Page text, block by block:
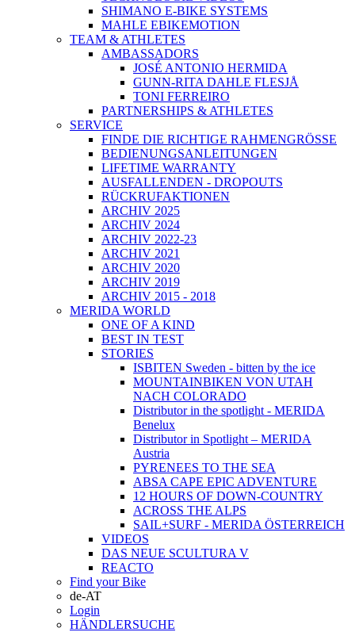
SHIMANO E-BIKE SYSTEMS
MAHLE EBIKEMOTION
TEAM & ATHLETES
AMBASSADORS
JOSÉ ANTONIO HERMIDA
GUNN-RITA DAHLE FLESJÅ
TONI FERREIRO
PARTNERSHIPS & ATHLETES
SERVICE
FINDE DIE RICHTIGE RAHMENGRÖSSE
BEDIENUNGSANLEITUNGEN
LIFETIME WARRANTY
AUSFALLENDEN - DROPOUTS
RÜCKRUFAKTIONEN
ARCHIV 2025
ARCHIV 2024
ARCHIV 2022-23
ARCHIV 2021
ARCHIV 2020
ARCHIV 2019
ARCHIV 2015 - 2018
MERIDA WORLD
ONE OF A KIND
BEST IN TEST
STORIES
ISBITEN Sweden - bitten by the ice
MOUNTAINBIKEN VON UTAH
NACH COLORADO
Distributor in the spotlight - MERIDA
Benelux
Distributor in Spotlight – MERIDA
Austria
PYRENEES TO THE SEA
ABSA CAPE EPIC ADVENTURE
12 HOURS OF DOWN-COUNTRY
ACROSS THE ALPS
SAIL+SURF - MERIDA ÖSTERREICH
VIDEOS
DAS NEUE SCULTURA V
REACTO
Find your Bike
de-AT
Login
HÄNDLERSUCHE